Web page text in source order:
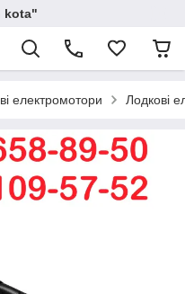
kota"
електромотори Лодкові